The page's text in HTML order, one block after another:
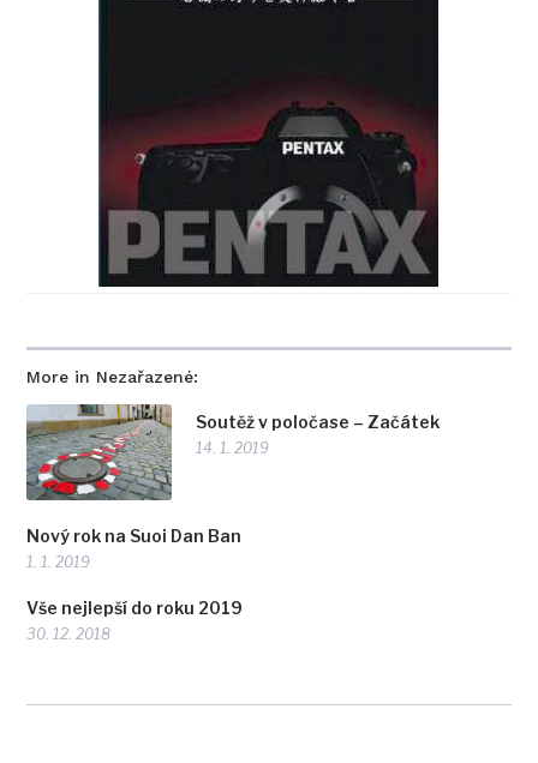
More in Nezařazené:
Soutěž v poločase – Začátek
14. 1. 2019
Nový rok na Suoi Dan Ban
1. 1. 2019
Vše nejlepší do roku 2019
30. 12. 2018